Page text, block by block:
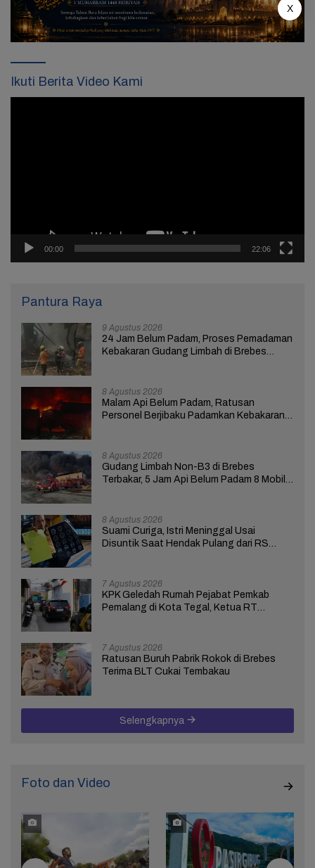
Ikuti Berita Video Kami
00:00 22:06
Pantura Raya
9 Agustus 2026
24 Jam Belum Padam, Proses Pemadaman
Kebakaran Gudang Limbah di Brebes
8 Agustus 2026
Malam Api Belum Padam, Ratusan
Personel Berjibaku Padamkan Kebakaran
8 Agustus 2026
Gudang Limbah Non-B3 di Brebes
Terbakar, 5 Jam Api Belum Padam 8 Mobil
8 Agustus 2026
Suami Curiga, Istri Meninggal Usai
Disuntik Saat Hendak Pulang dari RS
7 Agustus 2026
KPK Geledah Rumah Pejabat Pemkab
Pemalang di Kota Tegal, Ketua RT
7 Agustus 2026
Ratusan Buruh Pabrik Rokok di Brebes
Terima BLT Cukai Tembakau
Selengkapnya
Foto dan Video
X